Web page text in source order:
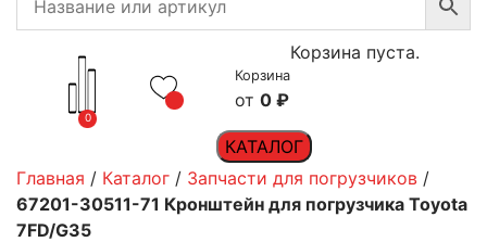
0
Корзина
0 ₽
Корзина пуста.
КАТАЛОГ
Главная / Каталог / Запчасти для погрузчиков /
67201-30511-71 Кронштейн для погрузчика Toyota
7FD/G35